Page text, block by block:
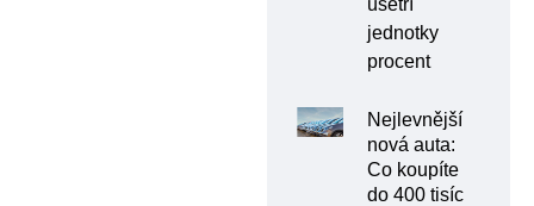
ušetří
jednotky
procent
Nejlevnější
nová auta:
Co koupíte
do 400 tisíc